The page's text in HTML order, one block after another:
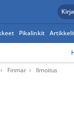
Pikalinkit
Finmar Ilmoitus